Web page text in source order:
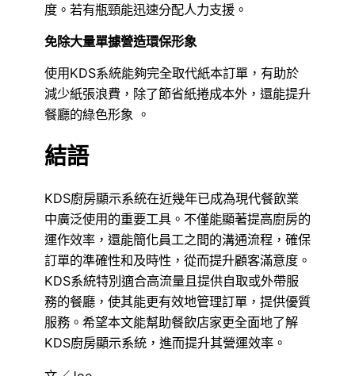
度。若有瓶頸能迅速分配人力支援。
免除大量單據營造環保形象
使用KDS系統能夠完全取代紙本訂單，有助於
減少紙張浪費，除了節省紙捲成本外，還能提升
餐廳的綠色形象​ 。
結語
KDS廚房顯示系統在近幾年已成為現代餐飲業
中廣泛使用的重要工具。不僅能顯著提高廚房的
運作效率，還能簡化員工之間的溝通流程，確保
訂單的準確性和及時性，從而提升顧客滿意度。
KDS系統特別適合高流量且提供自取或外帶服
務的餐廳，使其能更有效地管理訂單，提供優質
服務。希望本文能幫助餐飲店家更全面地了解
KDS廚房顯示系統，進而提升其營運效率。